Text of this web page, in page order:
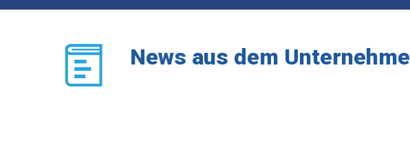
News aus dem